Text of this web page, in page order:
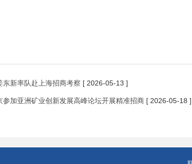
东新率队赴上海招商考察 [ 2026-05-13 ]
参加亚洲矿业创新发展高峰论坛开展精准招商 [ 2026-05-18 ]